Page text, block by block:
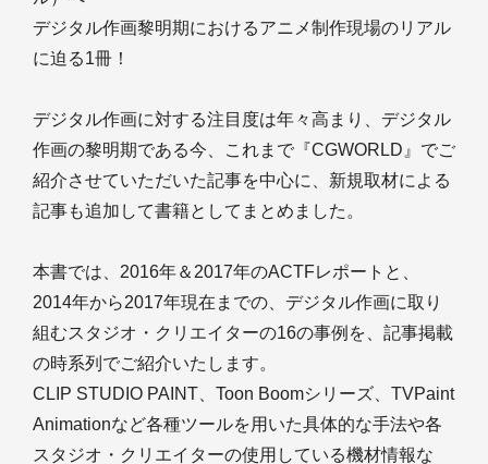
デジタル作画黎明期におけるアニメ制作現場のリアル
に迫る1冊！
デジタル作画に対する注目度は年々高まり、デジタル
作画の黎明期である今、これまで『CGWORLD』でご
紹介させていただいた記事を中心に、新規取材による
記事も追加して書籍としてまとめました。
本書では、2016年＆2017年のACTFレポートと、
2014年から2017年現在までの、デジタル作画に取り
組むスタジオ・クリエイターの16の事例を、記事掲載
の時系列でご紹介いたします。
CLIP STUDIO PAINT、Toon Boomシリーズ、TVPaint
Animationなど各種ツールを用いた具体的な手法や各
スタジオ・クリエイターの使用している機材情報な